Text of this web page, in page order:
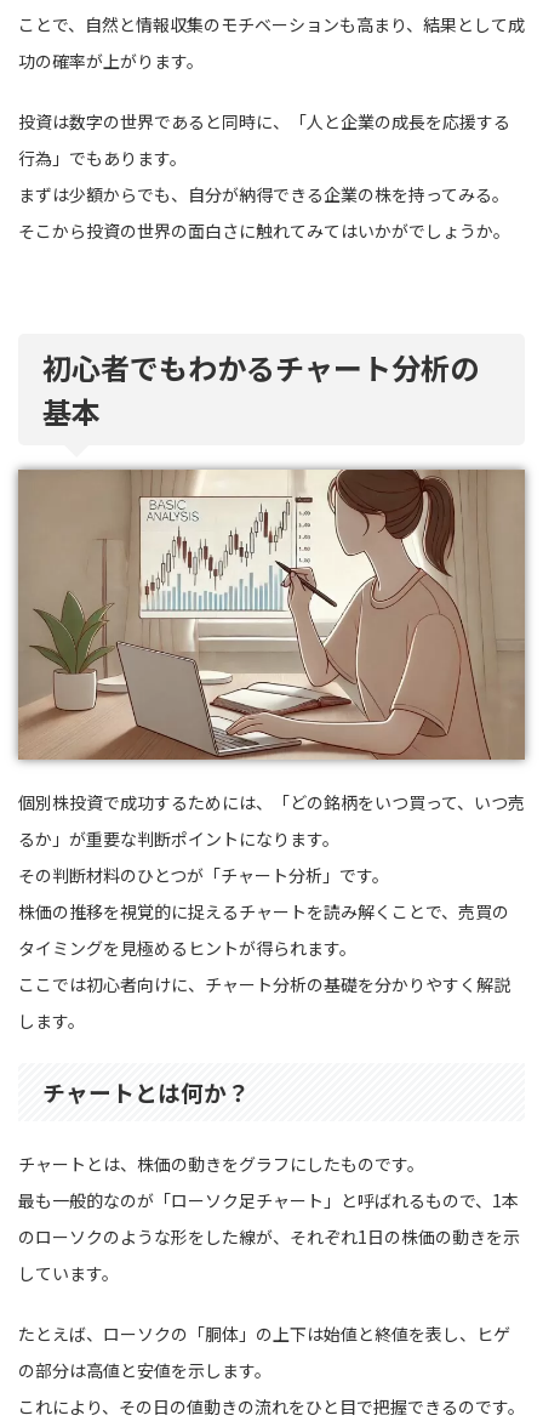
ことで、自然と情報収集のモチベーションも高まり、結果として成
功の確率が上がります。
投資は数字の世界であると同時に、「人と企業の成長を応援する
行為」でもあります。
まずは少額からでも、自分が納得できる企業の株を持ってみる。
そこから投資の世界の面白さに触れてみてはいかがでしょうか。
初心者でもわかるチャート分析の
基本
個別株投資で成功するためには、「どの銘柄をいつ買って、いつ売
るか」が重要な判断ポイントになります。
その判断材料のひとつが「チャート分析」です。
株価の推移を視覚的に捉えるチャートを読み解くことで、売買の
タイミングを見極めるヒントが得られます。
ここでは初心者向けに、チャート分析の基礎を分かりやすく解説
します。
チャートとは何か？
チャートとは、株価の動きをグラフにしたものです。
最も一般的なのが「ローソク足チャート」と呼ばれるもので、1本
のローソクのような形をした線が、それぞれ1日の株価の動きを示
しています。
たとえば、ローソクの「胴体」の上下は始値と終値を表し、ヒゲ
の部分は高値と安値を示します。
これにより、その日の値動きの流れをひと目で把握できるのです。